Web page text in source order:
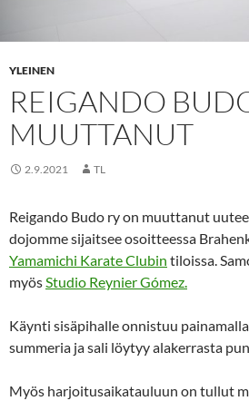
YLEINEN
REIGANDO
MUUTTANUT
2.9.2021 TL
Reigando Budo ry on muuttanut
dojomme sijaitsee osoitteessa
Yamamichi Karate Clubin tiloissa.
myösStudio Reynier Gómez.
Käynti sisäpihalle onnistuu
summeria ja sali löytyy alakerrasta
Myös harjoitusaikatauluun on tullut